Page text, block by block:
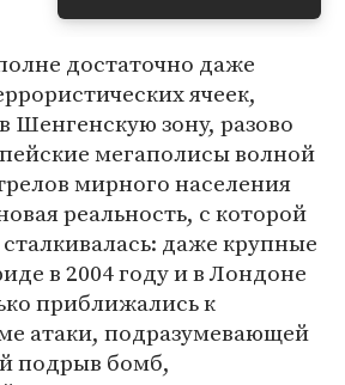
достаточно даже
ячеек,
Шенгенскую зону, разово
мегаполисы волной
мирного населения
реальность, с которой
даже крупные
в 2004 году и в Лондоне
приближались к
атаки, подразумевающей
подрыв бомб,